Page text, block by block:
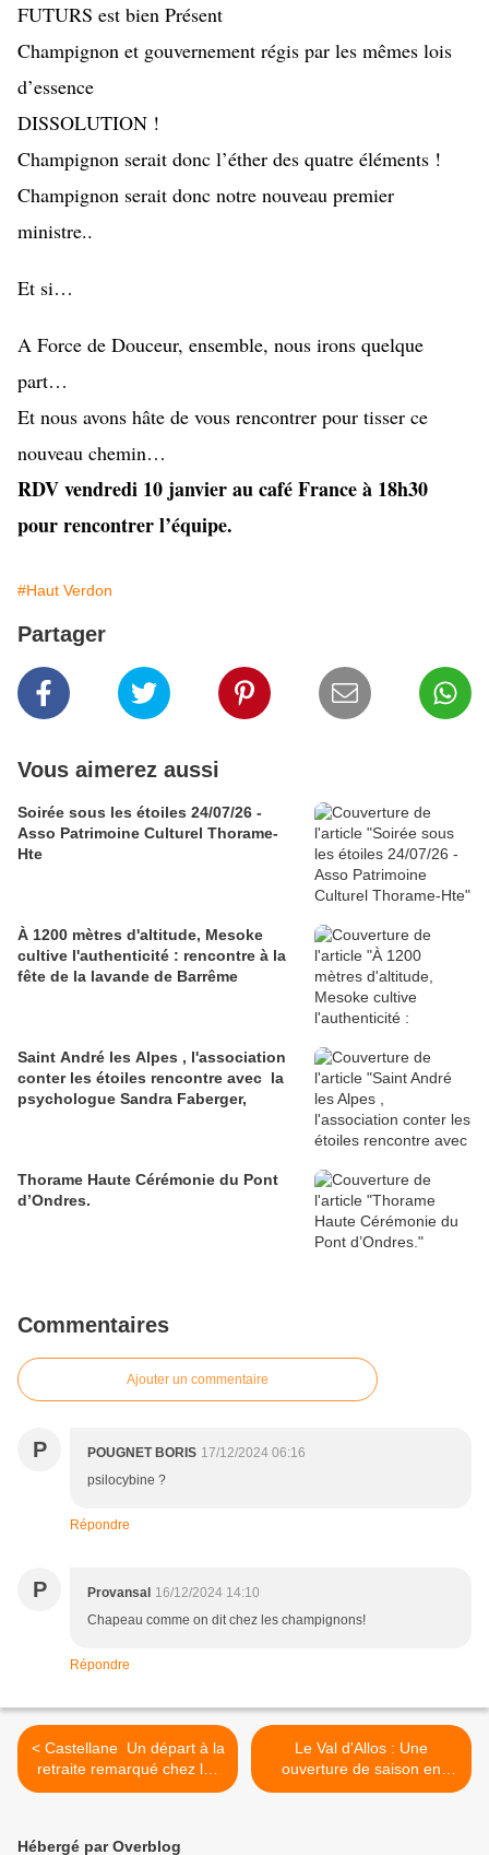
FUTURS est bien Présent
Champignon et gouvernement régis par les mêmes lois
d’essence
DISSOLUTION !
Champignon serait donc l’éther des quatre éléments !
Champignon serait donc notre nouveau premier
ministre..
Et si…
A Force de Douceur, ensemble, nous irons quelque
part…
Et nous avons hâte de vous rencontrer pour tisser ce
nouveau chemin…
RDV vendredi 10 janvier au café France à 18h30
pour rencontrer l’équipe.
#Haut Verdon
Partager
Vous aimerez aussi
Soirée sous les étoiles 24/07/26 -
Asso Patrimoine Culturel Thorame-
Hte
À 1200 mètres d'altitude, Mesoke
cultive l'authenticité : rencontre à la
fête de la lavande de Barrême
Saint André les Alpes , l'association
conter les étoiles rencontre avec la
psychologue Sandra Faberger,
Thorame Haute Cérémonie du Pont
d’Ondres.
Commentaires
Ajouter un commentaire
P POUGNET BORIS 17/12/2024 06:16
psilocybine ?
Répondre
P Provansal 16/12/2024 14:10
Chapeau comme on dit chez les champignons!
Répondre
< Castellane Un départ à la
retraite remarqué chez les
sapeurs-pompiers
Le Val d'Allos : Une
ouverture de saison en
grande pompe avec Kendji
Hébergé par Overblog